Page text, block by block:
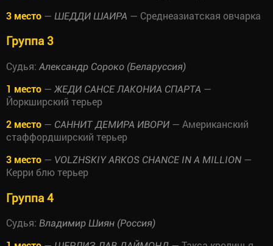
3 место — ШЕДДИ ШАИРА — Среднеазиатская овчарка
Группа 3
Судья: Александр Сороко (Беларуссия)
1 место — ЖЕДИ САНСЕ ЛАКОНИА СПАРТА —
Йоркширский терьер
2 место — САННИТ ДЕМИРА ИВОРИ — Американский
стаффордширский терьер
3 место — VOLZHSKIY ARKOS CHANCE IN A MILLION —
Керри блю терьер
Группа 4
Судья: Владимир Шиян (Россия)